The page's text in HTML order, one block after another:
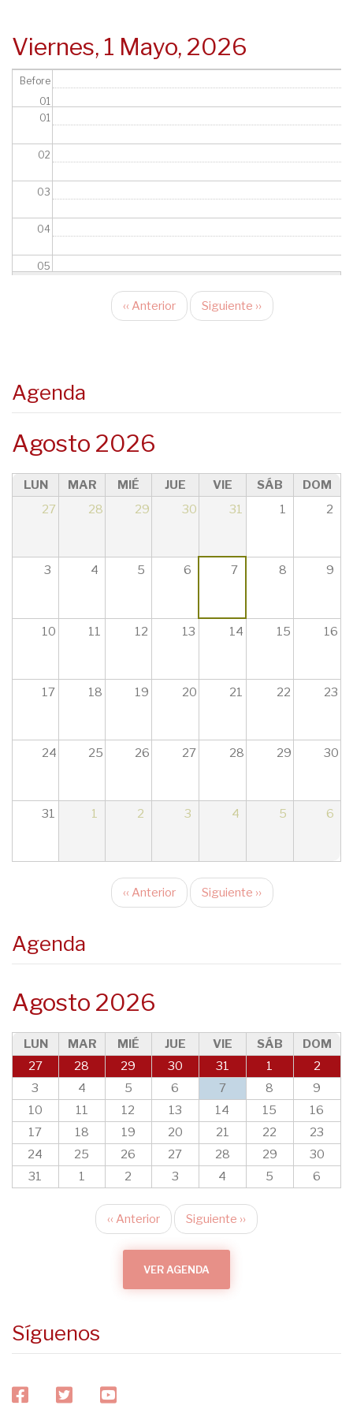
Viernes, 1 Mayo, 2026
Before
01
01
02
03
04
05
09
10
11
13
15
18
21
Paginación
‹‹ Anterior Siguiente ››
Agenda
Agosto 2026
LUN MAR MIÉ JUE VIE SÁB
DOM
27
28 29 30 31 1 2
3 4 5 6 7 8 9
10 11 12 13 14 15 16
17 18 19 20 21 22 23
24 25 26 27 28 29 30
31 1 2 3 4 5 6
Paginación
‹‹ Anterior Siguiente ››
Agenda
Agosto 2026
LUN MAR MIÉ JUE VIE SÁB
DOM
27
28 29 30 31 1
2
3
4 5 6 7 8
9
10
11 12 13 14 15
16
17
18 19 20 21 22
23
24
25 26 27 28 29
30
31
1 2 3 4 5 6
Paginación
‹‹ Anterior Siguiente ››
VER AGENDA
Síguenos
facebooktwitteryoutube